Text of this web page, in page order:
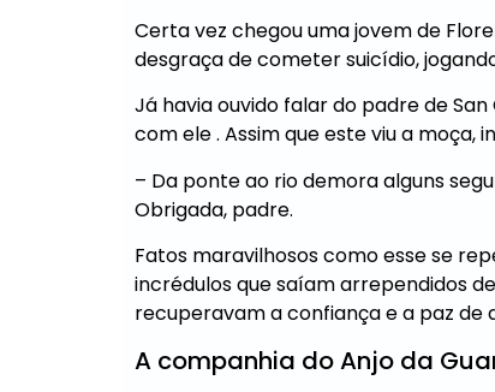
Certa vez chegou uma jovem de
desgraça de cometer suicídio,
Já havia ouvido falar do padre de
com ele . Assim que este viu a
– Da ponte ao rio demora alguns
Obrigada, padre.
Fatos maravilhosos como esse se
incrédulos que saíam arrependidos
recuperavam a confiança e a paz de
A companhia do Anjo da